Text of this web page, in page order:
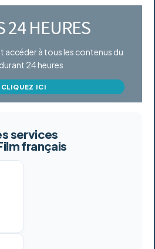
24 HEURES
accéder à tous les contenus du
24 heures
CLIQUEZ ICI
services
français